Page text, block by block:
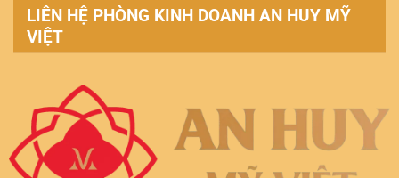
LIÊN HỆ PHÒNG KINH DOANH AN HUY MỸ
VIỆT